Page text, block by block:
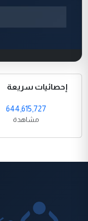
إحصائيات سريعة
644,615,727
مشاهدة